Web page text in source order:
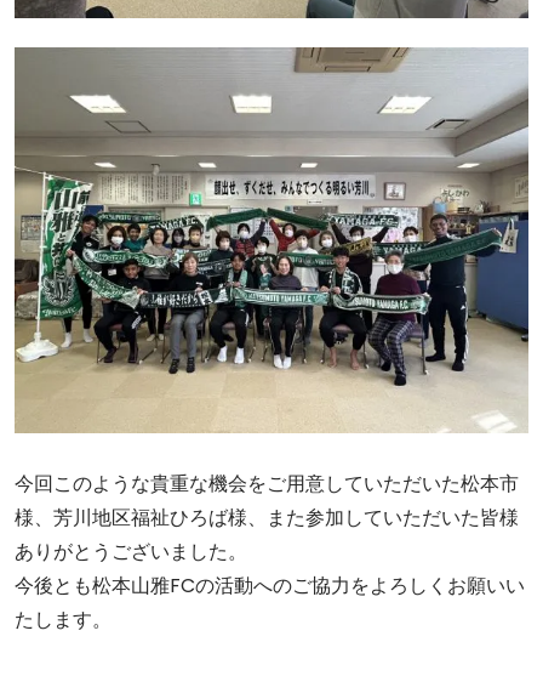
今回このような貴重な機会をご用意していただいた松本市
様、芳川地区福祉ひろば様、また参加していただいた皆様
ありがとうございました。
今後とも松本山雅FCの活動へのご協力をよろしくお願いい
たします。